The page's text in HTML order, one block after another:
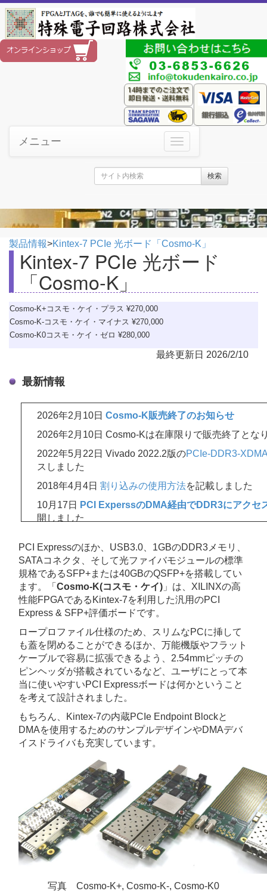
メニュー
検索
製品情報>Kintex-7 PCIe 光ボード「Cosmo-K」
Kintex-7 PCIe 光ボード
「Cosmo-K」
Cosmo-K+コスモ・ケイ・プラス ¥270,000
Cosmo-K-コスモ・ケイ・マイナス ¥270,000
Cosmo-K0コスモ・ケイ・ゼロ ¥280,000
最終更新日 2026/2/10
最新情報
2026年2月10日 Cosmo-K販売終了のお知らせ
2026年2月10日 Cosmo-Kは在庫限りで販売終了とな
2022年5月22日 Vivado 2022.2版のPCIe-DDR3-
スしました
2018年4月4日 割り込みの使用方法を記載しました
10月17日
PCI ExperssのDMA経由でDDR3にアクセ
開しました
​9月4日 ホームページをリニューアルし、大幅に情報
5月22日 DDR3メモリコア「MIG」設定ガイドを掲載
5月19日XILINXのコアを実装してPCI Express DMA
5月9日 Cosmo-K0,K-,k+の回路図を更新しました
5月9日 Cosmo-K0,K-,k+のハードウェアマニュアルを
2月23日 Cosmo-K0の出荷を開始しました。
2月17日 Cosmo-K+の出荷を開始しました。
11月16～18日 展示会ET2016へ出展しました
11月15日 USB3.0とDDR3メモリの動作が確認でき
11月11日 10Gbpsでリンクアップし、IBERT試験を
11月10日 PCI ExpressがGen2 x4でリンクアップし
10月18日 メインボードの設計が完了し、基板出図を
10月27日に弊社に生板が到着し、11月上旬に試作機
です。
PCI Expressのほか、USB3.0、1GBのDDR3メモリ、
SATAコネクタ、そして光ファイバモジュールの標準
規格であるSFP+または40GBのQSFP+を搭載してい
ます。「 Cosmo-K(コスモ・ケイ) 」は、XILINXの高
性能FPGAであるKintex-7を利用した汎用のPCI
Express & SFP+評価ボードです。
ロープロファイル仕様のため、スリムなPCに挿して
も蓋を閉めることができるほか、万能機版やフラット
ケーブルで容易に拡張できるよう、2.54mmピッチの
ピンヘッダが搭載されているなど、ユーザにとって本
当に使いやすいPCI Expressボードは何かということ
を考えて設計されました。
もちろん、Kintex-7の内蔵PCIe Endpoint Blockと
DMAを使用するためのサンプルデザインやDMAデバ
イスドライバも充実しています。
写真 Cosmo-K+, Cosmo-K-, Cosmo-K0